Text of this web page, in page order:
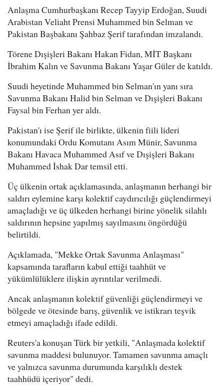
Anlaşma Cumhurbaşkanı Recep Tayyip Erdoğan, Suudi
Arabistan Veliaht Prensi Muhammed bin Selman ve
Pakistan Başbakanı Şahbaz Şerif tarafından imzalandı.
Törene Dışişleri Bakanı Hakan Fidan, MİT Başkanı
İbrahim Kalın ve Savunma Bakanı Yaşar Güler de katıldı.
Suudi heyetinde Muhammed bin Selman'ın yanı sıra
Savunma Bakanı Halid bin Selman ve Dışişleri Bakanı
Faysal bin Ferhan yer aldı.
Pakistan'ı ise Şerif ile birlikte, ülkenin fiili lideri
konumundaki Ordu Komutanı Asım Münir, Savunma
Bakanı Havaca Muhammed Asıf ve Dışişleri Bakanı
Muhammed İshak Dar temsil etti.
Üç ülkenin ortak açıklamasında, anlaşmanın herhangi bir
saldırı eylemine karşı kolektif caydırıcılığı güçlendirmeyi
amaçladığı ve üç ülkeden herhangi birine yönelik silahlı
saldırının hepsine yapılmış sayılmasını öngördüğü
belirtildi.
Açıklamada, "Mekke Ortak Savunma Anlaşması"
kapsamında tarafların kabul ettiği taahhüt ve
yükümlülüklere ilişkin ayrıntılar verilmedi.
Ancak anlaşmanın kolektif güvenliği güçlendirmeyi ve
bölgede ve ötesinde barış, güvenlik ve istikrarı teşvik
etmeyi amaçladığı ifade edildi.
Reuters'a konuşan Türk bir yetkili, "Anlaşmada kolektif
savunma maddesi bulunuyor. Tamamen savunma amaçlı
ve yalnızca savunma durumunda karşılıklı destek
taahhüdü içeriyor" dedi.